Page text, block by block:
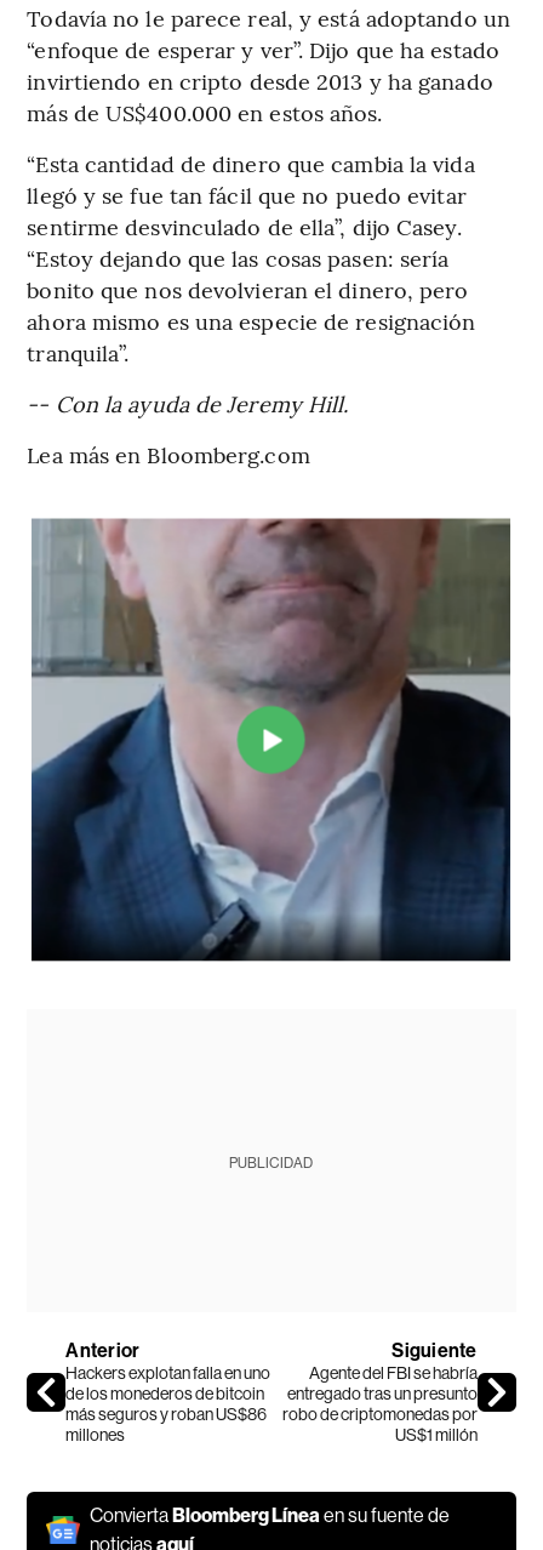
Todavía no le parece real, y está adoptando un
“enfoque de esperar y ver”. Dijo que ha estado
invirtiendo en cripto desde 2013 y ha ganado
más de US$400.000 en estos años.
“Esta cantidad de dinero que cambia la vida
llegó y se fue tan fácil que no puedo evitar
sentirme desvinculado de ella”, dijo Casey.
“Estoy dejando que las cosas pasen: sería
bonito que nos devolvieran el dinero, pero
ahora mismo es una especie de resignación
tranquila”.
-- Con la ayuda de Jeremy Hill.
Lea más en Bloomberg.com
PUBLICIDAD
Anterior
Hackers explotan falla en uno
de los monederos de bitcoin
más seguros y roban US$86
millones
Siguiente
Agente del FBI se habría
entregado tras un presunto
robo de criptomonedas por
US$1 millón
ConviertaBloomberg Línea en su fuente de
noticiasaquí